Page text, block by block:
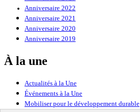
Anniversaire 2022
Anniversaire 2021
Anniversaire 2020
Anniversaire 2019
À la une
Actualités à la Une
Événements à la Une
Mobiliser pour le développement durable